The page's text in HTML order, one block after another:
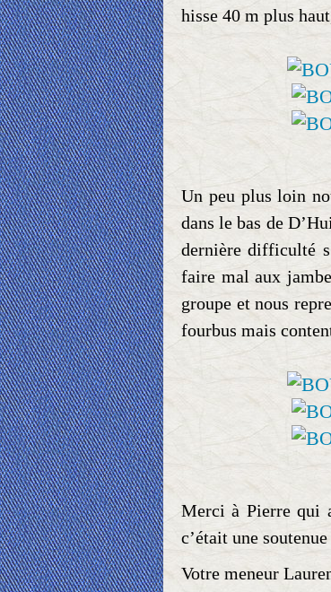
hisse 40 m plus
Un peu plus loin
dans le bas de
dernière difficulté
faire mal aux
groupe et nous
fourbus mais
Merci à Pierre qui
c’était une
Votre meneur